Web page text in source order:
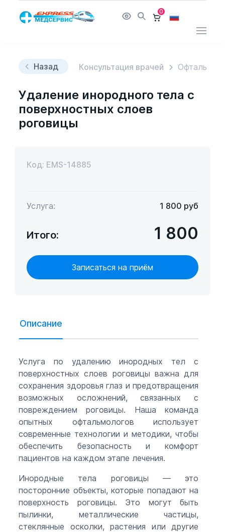
0
Назад Консультация врачей
Удаление инородного тела с
поверхностных слоев
роговицы
Описание
Услуга по удалению инородных тел с
поверхностных слоев роговицы важна для
сохранения здоровья глаз и предотвращения
возможных осложнений, связанных с
повреждением роговицы. Наша команда
опытных офтальмологов использует
современные технологии и методики, чтобы
обеспечить безопасность и комфорт
пациентов на каждом этапе лечения.
Инородные тела роговицы — это
посторонние объекты, которые попадают на
поверхность роговицы. Это могут быть
пылинки, металлические частицы,
стеклянные осколки, растения или другие
Код: EMS-14885
Услуга: 1 800 руб
Итого: 1 800
Записаться на приём